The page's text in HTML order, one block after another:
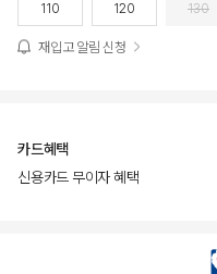
110 120 130
재입고 알림 신청
카드혜택
신용카드 무이자 혜택